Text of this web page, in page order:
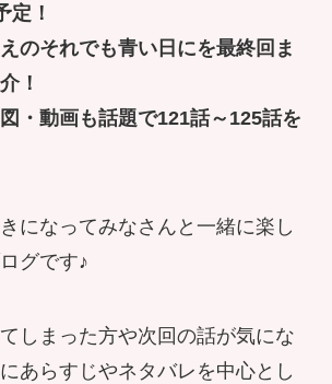
定！
のそれでも青い日にを最終回ま
！
・動画も話題で121話～125話を
になってみなさんと一緒に楽し
グです♪
しまった方や次回の話が気にな
あらすじやネタバレを中心とし